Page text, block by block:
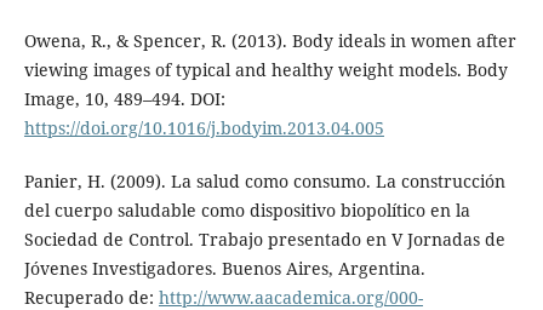
Owena, R., & Spencer, R. (2013). Body ideals in women after
viewing images of typical and healthy weight models. Body
Image, 10, 489–494. DOI:
https://doi.org/10.1016/j.bodyim.2013.04.005
Panier, H. (2009). La salud como consumo. La construcción
del cuerpo saludable como dispositivo biopolítico en la
Sociedad de Control. Trabajo presentado en V Jornadas de
Jóvenes Investigadores. Buenos Aires, Argentina.
Recuperado de: http://www.aacademica.org/000-